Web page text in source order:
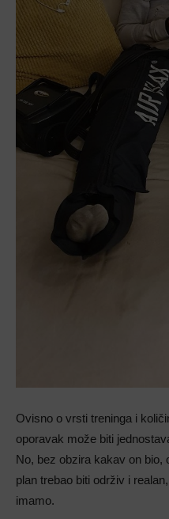
Ovisno o vrsti treninga i
oporavak može biti
No, bez obzira kakav on bio,
plan trebao biti održiv i
imamo.